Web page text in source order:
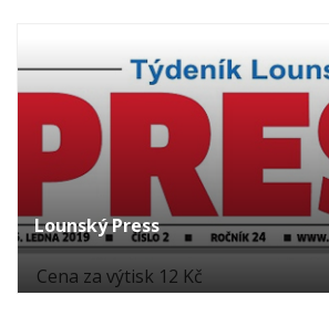
Lounský Press
Cena za výtisk 12 Kč